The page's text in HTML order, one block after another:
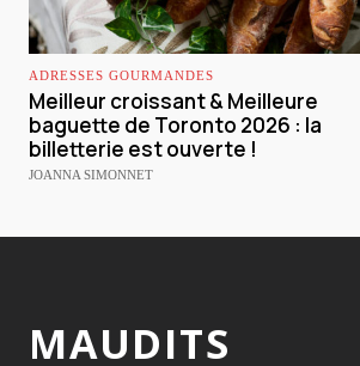
ADRESSES GOURMANDES
Meilleur croissant & Meilleure
baguette de Toronto 2026 : la
billetterie est ouverte !
JOANNA SIMONNET
MAUDITS